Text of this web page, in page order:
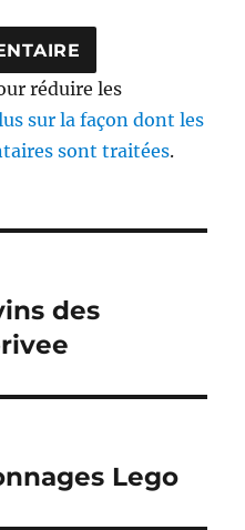
réduire les
sur la façon dont les
sont traitées.
des
Lego